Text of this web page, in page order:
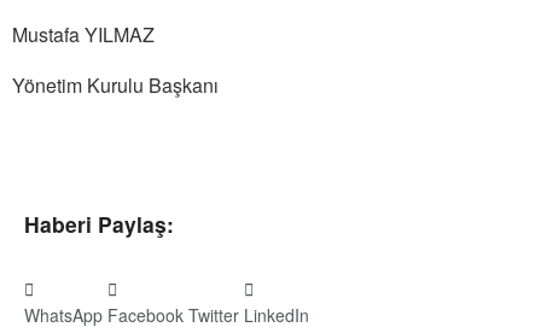
Mustafa YILMAZ
Yönetim Kurulu Başkanı
Haberi Paylaş:
WhatsApp Facebook Twitter LinkedIn